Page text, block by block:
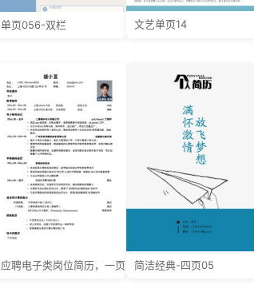
单页056-双栏 文艺单页14
应聘电子类岗位简历，一页式简洁经典-四页05